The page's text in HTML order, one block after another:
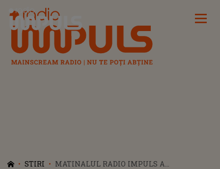
Radio Impuls
STIRI
MATINALUL RADIO IMPULS A